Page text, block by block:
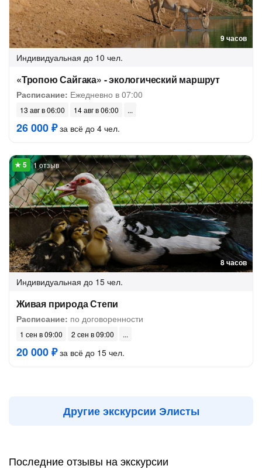
9 часов
Индивидуальная до 10 чел.
«Тропою Сайгака» - экологический маршрут
Расписание: Ежедневно в 07:00
13 авг в 06:00 14 авг в 06:00
26 000 ₽за всё до 4 чел.
8 часов
1 отзыв
Индивидуальная до 15 чел.
Живая природа Степи
Расписание: по договоренности
1 сен в 09:00 2 сен в 09:00
20 000 ₽за всё до 15 чел.
Другие экскурсии Элисты
Последние отзывы на экскурсии